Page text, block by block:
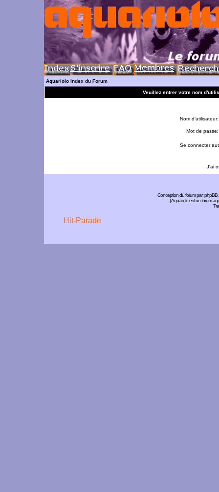
Aquariolo Index du Forum
Veuillez entrer votre nom
Nom d'utilisateur:
Mot de passe:
Se connecter
J'ai
Conception du forum par:phpBB
| Aquariolo est un forum